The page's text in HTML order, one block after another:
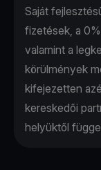
Saját
fizetések, a
valamint a
körülmények
kifejezetten
kereskedői
helyüktől